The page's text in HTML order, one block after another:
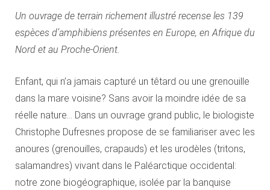
Un ouvrage de terrain richement illustré recense les 139
espèces d’amphibiens présentes en Europe, en Afrique du
Nord et au Proche-Orient.
Enfant, qui n’a jamais capturé un têtard ou une grenouille
dans la mare voisine? Sans avoir la moindre idée de sa
réelle nature… Dans un ouvrage grand public, le biologiste
Christophe Dufresnes propose de se familiariser avec les
anoures (grenouilles, crapauds) et les urodèles (tritons,
salamandres) vivant dans le Paléarctique occidental:
notre zone biogéographique, isolée par la banquise